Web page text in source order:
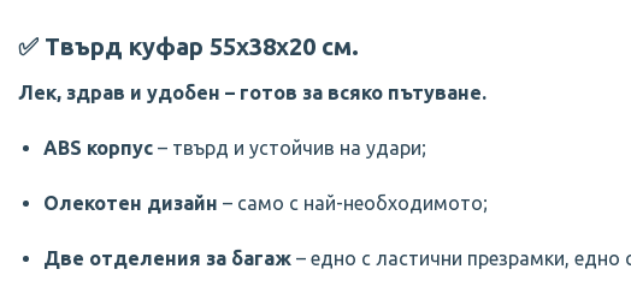
✅ Твърд куфар 55х38х20 см.
Лек, здрав и удобен – готов за всяко пътуване.
ABS корпус– твърд и устойчив на удари;
Олекотен дизайн – само с най-необходимото;
Две отделения за багаж– едно с ластични презрамки, едно